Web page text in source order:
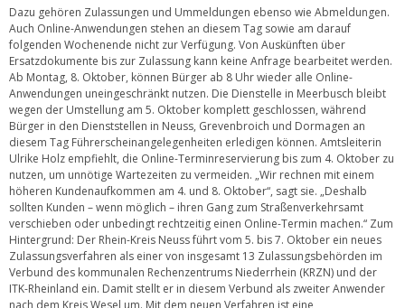
Dazu gehören Zulassungen und Ummeldungen ebenso wie Abmeldungen.
Auch Online-Anwendungen stehen an diesem Tag sowie am darauf
folgenden Wochenende nicht zur Verfügung. Von Auskünften über
Ersatzdokumente bis zur Zulassung kann keine Anfrage bearbeitet werden.
Ab Montag, 8. Oktober, können Bürger ab 8 Uhr wieder alle Online-
Anwendungen uneingeschränkt nutzen. Die Dienstelle in Meerbusch bleibt
wegen der Umstellung am 5. Oktober komplett geschlossen, während
Bürger in den Dienststellen in Neuss, Grevenbroich und Dormagen an
diesem Tag Führerscheinangelegenheiten erledigen können. Amtsleiterin
Ulrike Holz empfiehlt, die Online-Terminreservierung bis zum 4. Oktober zu
nutzen, um unnötige Wartezeiten zu vermeiden. „Wir rechnen mit einem
höheren Kundenaufkommen am 4. und 8. Oktober“, sagt sie. „Deshalb
sollten Kunden – wenn möglich – ihren Gang zum Straßenverkehrsamt
verschieben oder unbedingt rechtzeitig einen Online-Termin machen.“ Zum
Hintergrund: Der Rhein-Kreis Neuss führt vom 5. bis 7. Oktober ein neues
Zulassungsverfahren als einer von insgesamt 13 Zulassungsbehörden im
Verbund des kommunalen Rechenzentrums Niederrhein (KRZN) und der
ITK-Rheinland ein. Damit stellt er in diesem Verbund als zweiter Anwender